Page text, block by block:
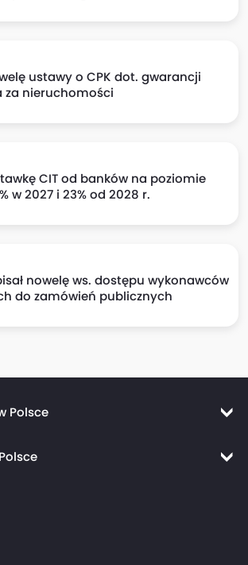
ustawy o CPK dot. gwarancji
za nieruchomości
CIT od banków na poziomie
w 2027 i 23% od 2028 r.
nowelę ws. dostępu wykonawców
do zamówień publicznych
Polsce